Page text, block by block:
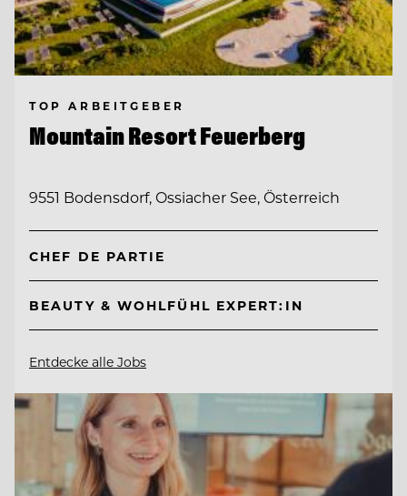
TOP ARBEITGEBER
Mountain Resort Feuerberg
9551 Bodensdorf, Ossiacher See, Österreich
CHEF DE PARTIE
BEAUTY & WOHLFÜHL EXPERT:IN
Entdecke alle Jobs